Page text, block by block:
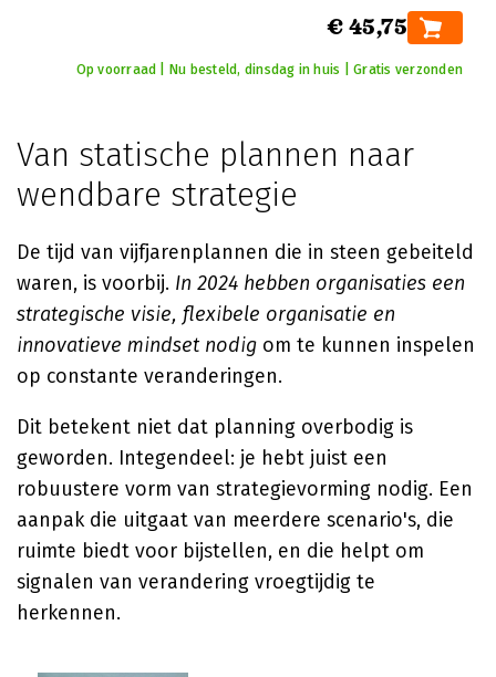
€ 45,75
Op voorraad | Nu besteld, dinsdag in huis | Gratis verzonden
Van statische plannen naar
wendbare strategie
De tijd van vijfjarenplannen die in steen gebeiteld
waren, is voorbij. In 2024 hebben organisaties een
strategische visie, flexibele organisatie en
innovatieve mindset nodig om te kunnen inspelen
op constante veranderingen.
Dit betekent niet dat planning overbodig is
geworden. Integendeel: je hebt juist een
robuustere vorm van strategievorming nodig. Een
aanpak die uitgaat van meerdere scenario's, die
ruimte biedt voor bijstellen, en die helpt om
signalen van verandering vroegtijdig te
herkennen.